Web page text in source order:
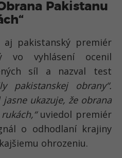
Pakistanu
pakistanský premiér
vo vyhlásení ocenil
síl a nazval test
pakistanskej obrany“.
ukazuje, že obrana
uviedol premiér
o odhodlaní krajiny
ohrozeniu.